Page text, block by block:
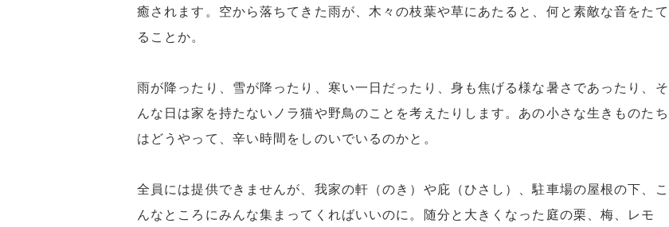
癒されます。空から落ちてきた雨が、木々の枝葉や草にあたると、何と素敵な音をたて
ることか。
雨が降ったり、雪が降ったり、寒い一日だったり、身も焦げる様な暑さであったり、そ
んな日は家を持たないノラ猫や野鳥のことを考えたりします。あの小さな生きものたち
はどうやって、辛い時間をしのいでいるのかと。
全員には提供できませんが、我家の軒（のき）や庇（ひさし）、駐車場の屋根の下、こ
んなところにみんな集まってくればいいのに。随分と大きくなった庭の栗、梅、レモ